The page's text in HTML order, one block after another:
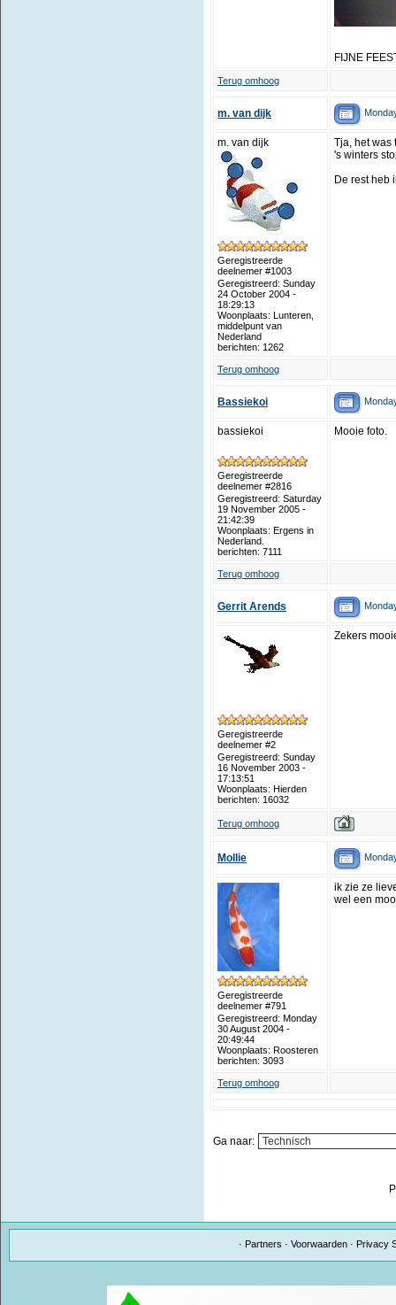
FIJNE
Terug omhoog
m. van dijk
m. van dijk
Geregistreerde
deelnemer #1003
Geregistreerd: Sunday
24 October 2004 -
18:29:13
Woonplaats: Lunteren,
middelpunt van
Nederland
berichten: 1262
Tja, het was
's winters
De rest heb
Terug omhoog
Bassiekoi
bassiekoi
Geregistreerde
deelnemer #2816
Geregistreerd: Saturday
19 November 2005 -
21:42:39
Woonplaats: Ergens in
Nederland.
berichten: 7111
Mooie foto.
Terug omhoog
Gerrit Arends
Geregistreerde
deelnemer #2
Geregistreerd: Sunday
16 November 2003 -
17:13:51
Woonplaats: Hierden
berichten: 16032
Zekers
Terug omhoog
Mollie
Geregistreerde
deelnemer #791
Geregistreerd: Monday
30 August 2004 -
20:49:44
Woonplaats: Roosteren
berichten: 3093
ik zie ze
wel een
Terug omhoog
Ga naar:
· Partners ·Voorwaarden · Privacy